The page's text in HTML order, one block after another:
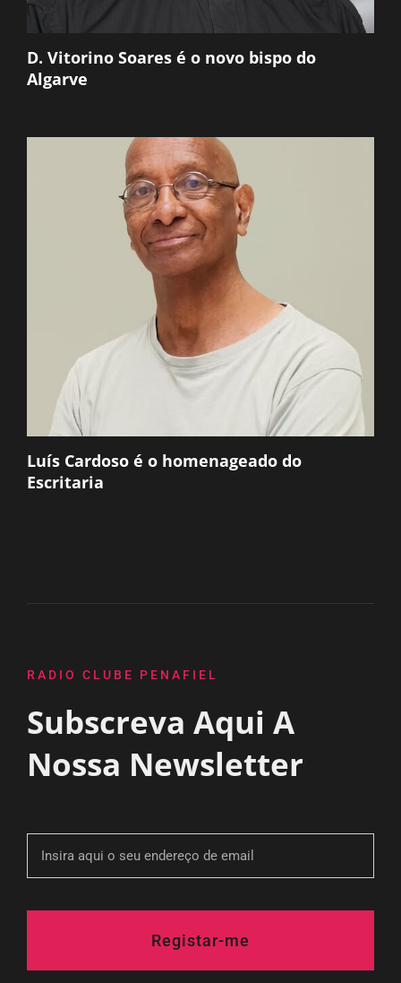
D. Vitorino Soares é o novo bispo do
Algarve
Luís Cardoso é o homenageado do
Escritaria
RADIO CLUBE PENAFIEL
Subscreva Aqui A
Nossa Newsletter
Registar-me